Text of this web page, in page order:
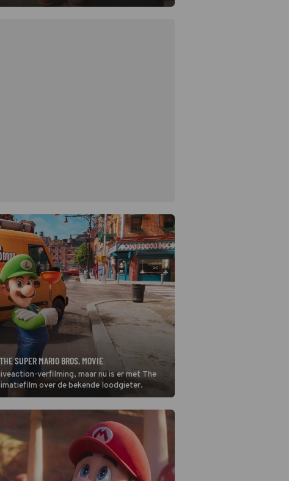
animatiefilm over de bekende
SUPER MARIO BROS. MOVIE
verfilming, maar nu is er met The
over de bekende loodgieter.